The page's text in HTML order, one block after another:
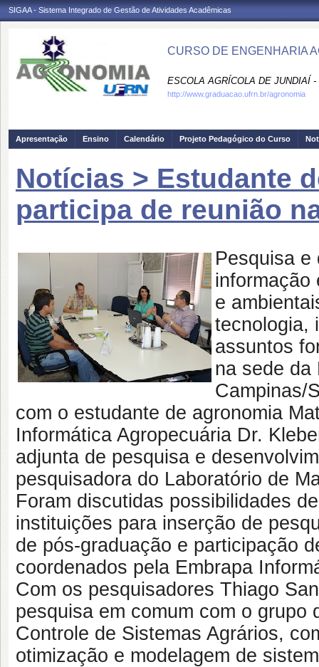
SIGAA - Sistema Integrado de Gestão de Atividades Acadêmicas
CURSO DE ENGENHARIA
ESCOLA AGRÍCOLA DE JUNDIAÍ -
http://www.graduacao.ufrn.br/agronomia
Apresentação Ensino Calendário Projeto Pedagógico do Curso
Notícias > Estudante
participa de reunião
Pesquisa e
informação
e
tecnologia,
assuntos
na sede da
Campinas/
com o estudante de agronomia
Informática Agropecuária Dr.
adjunta de pesquisa e
pesquisadora do Laboratório de
Foram discutidas possibilidades
instituições para inserção de
de pós-graduação e participação
coordenados pela Embrapa
Com os pesquisadores Thiago
pesquisa em comum com o grupo
Controle de Sistemas Agrários,
otimização e modelagem de